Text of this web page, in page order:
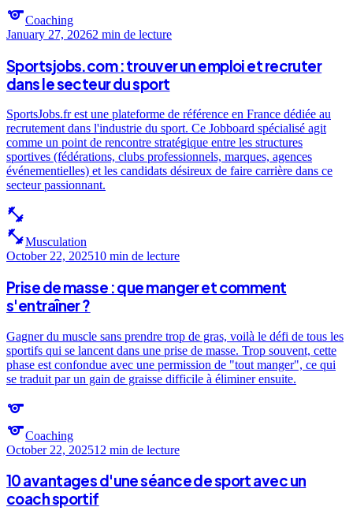
sportsCoaching
January 27, 20262 min de lecture
Sportsjobs.com : trouver un emploi et recruter
dans le secteur du sport
SportsJobs.fr est une plateforme de référence en France dédiée au
recrutement dans l'industrie du sport. Ce Jobboard spécialisé agit
comme un point de rencontre stratégique entre les structures
sportives (fédérations, clubs professionnels, marques, agences
événementielles) et les candidats désireux de faire carrière dans ce
secteur passionnant.
fitness_center
fitness_centerMusculation
October 22, 202510 min de lecture
Prise de masse : que manger et comment
s'entraîner ?
Gagner du muscle sans prendre trop de gras, voilà le défi de tous les
sportifs qui se lancent dans une prise de masse. Trop souvent, cette
phase est confondue avec une permission de "tout manger", ce qui
se traduit par un gain de graisse difficile à éliminer ensuite.
sports
sportsCoaching
October 22, 202512 min de lecture
10 avantages d'une séance de sport avec un
coach sportif